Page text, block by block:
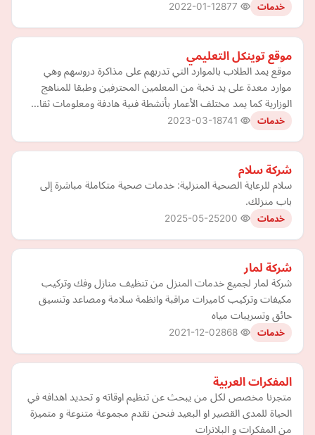
خدمات 2022-01-12
موقع توينكل التعليمي
موقع يمد الطلاب بالموارد التي تدربهم على مذاكرة دروسهم وهي
موارد معدة على يد نخبة من المعلمين المحترفين وطبقا للمناهج
الوزارية كما يمد مختلف الأعمار بأنشطة فنية هادفة ومعلومات ثقا…
خدمات 2023-03-18
شركة سلام
سلام للرعاية الصحية المنزلية: خدمات صحية متكاملة مباشرة إلى
باب منزلك.
خدمات 2025-05-25
شركة لمار
شركة لمار لجميع خدمات المنزل من تنظيف منازل وفك وتركيب
مكيفات وتركيب كاميرات مراقبة وانظمة سلامة ومصاعد وتنسيق
حائق وتسريبات مياه
خدمات 2021-12-02
المفكرات العربية
متجرنا مخصص لكل من يبحث عن تنظيم اوقاته و تحديد اهدافه في
الحياة للمدى القصير او البعيد فنحن نقدم مجموعة متنوعة و متميزة
من المفكرات و البلانرات